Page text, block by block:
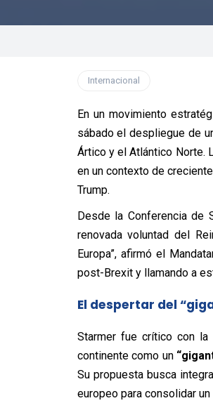
Internacional
En un movimiento
sábado el despliegue de
Ártico y el Atlántico Norte.
en un contexto de
Trump.
Desde la Conferencia de
renovada voluntad del
Europa”, afirmó el
post-Brexit y llamando a
El despertar del
Starmer fue crítico con la
continente como un
Su propuesta busca
europeo para consolidar